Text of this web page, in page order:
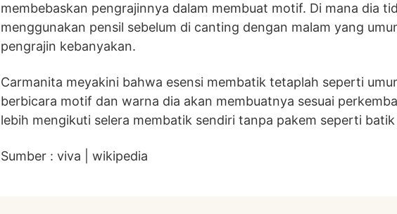
membebaskan pengrajinnya dalam membuat motif. Di mana dia
menggunakan pensil sebelum di canting dengan malam yang
pengrajin kebanyakan.
Carmanita meyakini bahwa esensi membatik tetaplah seperti
berbicara motif dan warna dia akan membuatnya sesuai
lebih mengikuti selera membatik sendiri tanpa pakem seperti
Sumber : viva | wikipedia